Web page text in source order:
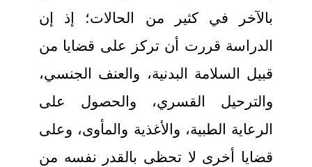
بالآخر في كثير من الحالات؛ إذ إن
الدراسة قررت أن تركز على قضايا من
قبيل السلامة البدنية، والعنف الجنسي،
والترحيل القسري، والحصول على
الرعاية الطبية، والأغذية والمأوى، وعلى
قضايا أخرى لا تحظى بالقدر نفسه من